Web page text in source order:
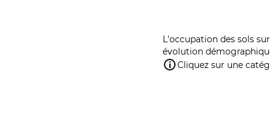
L'occupation des sols
évolution
Cliquez sur une